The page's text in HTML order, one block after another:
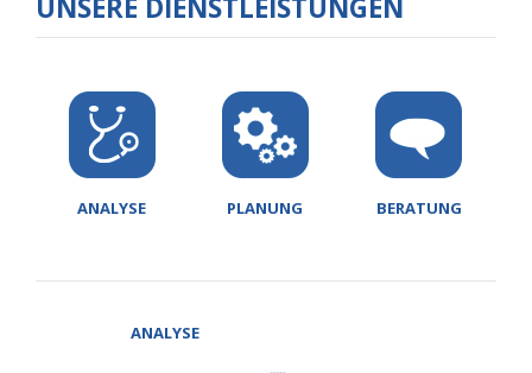
UNSERE DIENSTLEISTUNGEN
ANALYSE PLANUNG BERATUNG
ANALYSE